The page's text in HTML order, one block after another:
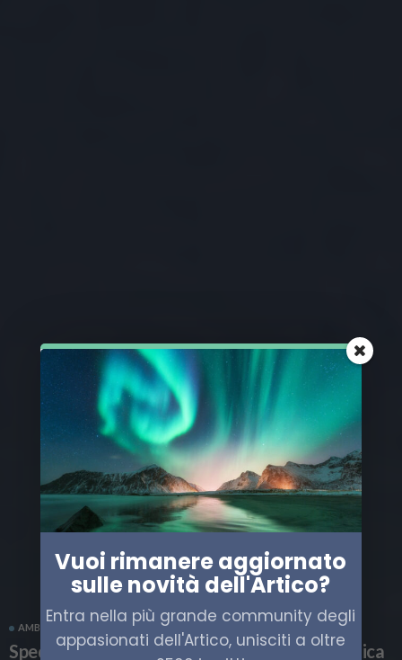
AMBIENTE ARTICO SCIENZA
Spedizione Mosaic, la più grande missione artica
Vuoi rimanere aggiornato
sulle novità dell'Artico?
Entra nella più grande community degli
appasionati dell'Artico, unisciti a oltre